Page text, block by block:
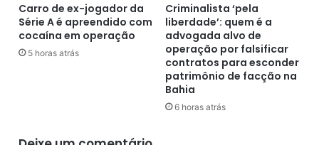
u
m
e
Carro de ex-jogador da
Série A é apreendido com
cocaína em operação
5 horas atrás
Criminalista ‘pela
liberdade’: quem é a
advogada alvo de
operação por falsificar
contratos para esconder
patrimônio de facção na
Bahia
6 horas atrás